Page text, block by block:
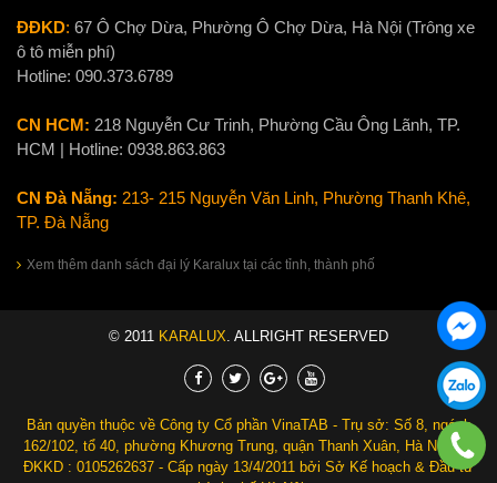
ĐĐKD: 67 Ô Chợ Dừa, Phường Ô Chợ Dừa, Hà Nội (Trông xe
ô tô miễn phí)
Hotline: 090.373.6789
CN HCM: 218 Nguyễn Cư Trinh, Phường Cầu Ông Lãnh, TP.
HCM | Hotline: 0938.863.863
CN Đà Nẵng: 213- 215 Nguyễn Văn Linh, Phường Thanh Khê,
TP. Đà Nẵng
Xem thêm danh sách đại lý Karalux tại các tỉnh, thành phố
© 2011 KARALUX . ALLRIGHT RESERVED
Bản quyền thuộc về Công ty Cổ phần VinaTAB - Trụ sở: Số 8, ngách
162/102, tổ 40, phường Khương Trung, quận Thanh Xuân, Hà Nội. Số
ĐKKD : 0105262637 - Cấp ngày 13/4/2011 bởi Sở Kế hoạch & Đầu tư